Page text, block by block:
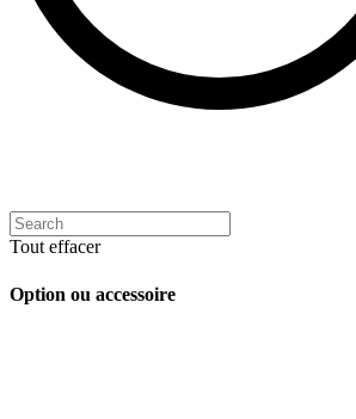
Tout effacer
Option ou accessoire